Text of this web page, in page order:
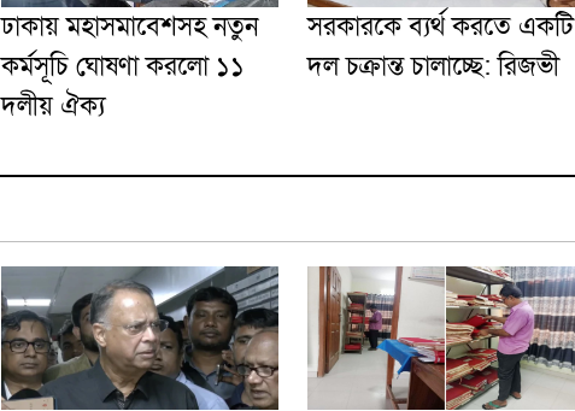
ঢাকায় মহাসমাবেশসহ নতুন
কর্মসূচি ঘোষণা করলো ১১
দলীয় ঐক্য
সরকারকে ব্যর্থ করতে একটি
দল চক্রান্ত চালাচ্ছে: রিজভী